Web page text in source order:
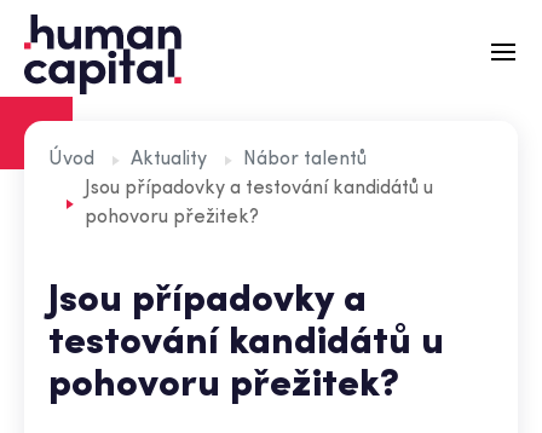
Recruitment
Externí HR
Aktuality
O nás
Tým
Úvod Aktuality
Nábor talentů
Jsou případovky a testování kandidátů u
pohovoru přežitek?
Jsou případovky a
testování kandidátů u
pohovoru přežitek?